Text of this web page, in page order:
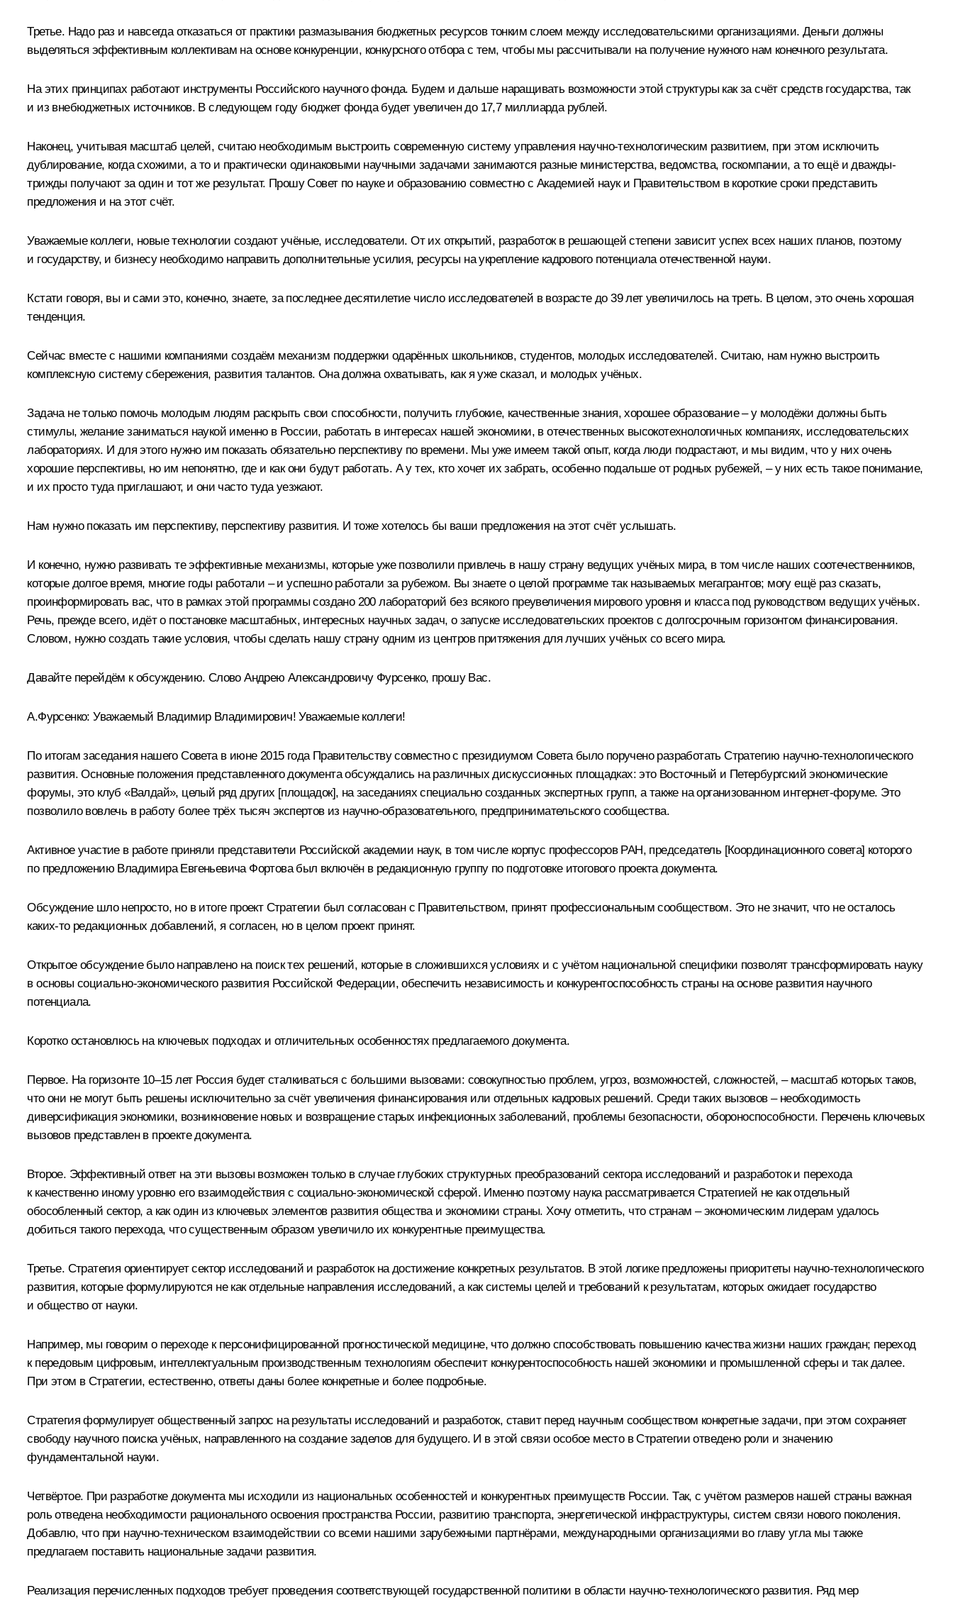
Третье. Надо раз и навсегда отказаться от практики размазывания бюджетных ресурсов тонким слоем между исследовательскими организациями. Деньги должны
выделяться эффективным коллективам на основе конкуренции, конкурсного отбора с тем, чтобы мы рассчитывали на получение нужного нам конечного результата.
На этих принципах работают инструменты Российского научного фонда. Будем и дальше наращивать возможности этой структуры как за счёт средств государства, так
и из внебюджетных источников. В следующем году бюджет фонда будет увеличен до 17,7 миллиарда рублей.
Наконец, учитывая масштаб целей, считаю необходимым выстроить современную систему управления научно-технологическим развитием, при этом исключить
дублирование, когда схожими, а то и практически одинаковыми научными задачами занимаются разные министерства, ведомства, госкомпании, а то ещё и дважды-
трижды получают за один и тот же результат. Прошу Совет по науке и образованию совместно с Академией наук и Правительством в короткие сроки представить
предложения и на этот счёт.
Уважаемые коллеги, новые технологии создают учёные, исследователи. От их открытий, разработок в решающей степени зависит успех всех наших планов, поэтому
и государству, и бизнесу необходимо направить дополнительные усилия, ресурсы на укрепление кадрового потенциала отечественной науки.
Кстати говоря, вы и сами это, конечно, знаете, за последнее десятилетие число исследователей в возрасте до 39 лет увеличилось на треть. В целом, это очень хорошая
тенденция.
Сейчас вместе с нашими компаниями создаём механизм поддержки одарённых школьников, студентов, молодых исследователей. Считаю, нам нужно выстроить
комплексную систему сбережения, развития талантов. Она должна охватывать, как я уже сказал, и молодых учёных.
Задача не только помочь молодым людям раскрыть свои способности, получить глубокие, качественные знания, хорошее образование – у молодёжи должны быть
стимулы, желание заниматься наукой именно в России, работать в интересах нашей экономики, в отечественных высокотехнологичных компаниях, исследовательских
лабораториях. И для этого нужно им показать обязательно перспективу по времени. Мы уже имеем такой опыт, когда люди подрастают, и мы видим, что у них очень
хорошие перспективы, но им непонятно, где и как они будут работать. А у тех, кто хочет их забрать, особенно подальше от родных рубежей, – у них есть такое понимание,
и их просто туда приглашают, и они часто туда уезжают.
Нам нужно показать им перспективу, перспективу развития. И тоже хотелось бы ваши предложения на этот счёт услышать.
И конечно, нужно развивать те эффективные механизмы, которые уже позволили привлечь в нашу страну ведущих учёных мира, в том числе наших соотечественников,
которые долгое время, многие годы работали – и успешно работали за рубежом. Вы знаете о целой программе так называемых мегагрантов; могу ещё раз сказать,
проинформировать вас, что в рамках этой программы создано 200 лабораторий без всякого преувеличения мирового уровня и класса под руководством ведущих учёных.
Речь, прежде всего, идёт о постановке масштабных, интересных научных задач, о запуске исследовательских проектов с долгосрочным горизонтом финансирования.
Словом, нужно создать такие условия, чтобы сделать нашу страну одним из центров притяжения для лучших учёных со всего мира.
Давайте перейдём к обсуждению. Слово Андрею Александровичу Фурсенко, прошу Вас.
А.Фурсенко: Уважаемый Владимир Владимирович! Уважаемые коллеги!
По итогам заседания нашего Совета в июне 2015 года Правительству совместно с президиумом Совета было поручено разработать Стратегию научно-технологического
развития. Основные положения представленного документа обсуждались на различных дискуссионных площадках: это Восточный и Петербургский экономические
форумы, это клуб «Валдай», целый ряд других [площадок], на заседаниях специально созданных экспертных групп, а также на организованном интернет-форуме. Это
позволило вовлечь в работу более трёх тысяч экспертов из научно-образовательного, предпринимательского сообщества.
Активное участие в работе приняли представители Российской академии наук, в том числе корпус профессоров РАН, председатель [Координационного совета] которого
по предложению Владимира Евгеньевича Фортова был включён в редакционную группу по подготовке итогового проекта документа.
Обсуждение шло непросто, но в итоге проект Стратегии был согласован с Правительством, принят профессиональным сообществом. Это не значит, что не осталось
каких‑то редакционных добавлений, я согласен, но в целом проект принят.
Открытое обсуждение было направлено на поиск тех решений, которые в сложившихся условиях и с учётом национальной специфики позволят трансформировать науку
в основы социально-экономического развития Российской Федерации, обеспечить независимость и конкурентоспособность страны на основе развития научного
потенциала.
Коротко остановлюсь на ключевых подходах и отличительных особенностях предлагаемого документа.
Первое. На горизонте 10–15 лет Россия будет сталкиваться с большими вызовами: совокупностью проблем, угроз, возможностей, сложностей, – масштаб которых таков,
что они не могут быть решены исключительно за счёт увеличения финансирования или отдельных кадровых решений. Среди таких вызовов – необходимость
диверсификация экономики, возникновение новых и возвращение старых инфекционных заболеваний, проблемы безопасности, обороноспособности. Перечень ключевых
вызовов представлен в проекте документа.
Второе. Эффективный ответ на эти вызовы возможен только в случае глубоких структурных преобразований сектора исследований и разработок и перехода
к качественно иному уровню его взаимодействия с социально-экономической сферой. Именно поэтому наука рассматривается Стратегией не как отдельный
обособленный сектор, а как один из ключевых элементов развития общества и экономики страны. Хочу отметить, что странам – экономическим лидерам удалось
добиться такого перехода, что существенным образом увеличило их конкурентные преимущества.
Третье. Стратегия ориентирует сектор исследований и разработок на достижение конкретных результатов. В этой логике предложены приоритеты научно-технологического
развития, которые формулируются не как отдельные направления исследований, а как системы целей и требований к результатам, которых ожидает государство
и общество от науки.
Например, мы говорим о переходе к персонифицированной прогностической медицине, что должно способствовать повышению качества жизни наших граждан; переход
к передовым цифровым, интеллектуальным производственным технологиям обеспечит конкурентоспособность нашей экономики и промышленной сферы и так далее.
При этом в Стратегии, естественно, ответы даны более конкретные и более подробные.
Стратегия формулирует общественный запрос на результаты исследований и разработок, ставит перед научным сообществом конкретные задачи, при этом сохраняет
свободу научного поиска учёных, направленного на создание заделов для будущего. И в этой связи особое место в Стратегии отведено роли и значению
фундаментальной науки.
Четвёртое. При разработке документа мы исходили из национальных особенностей и конкурентных преимуществ России. Так, с учётом размеров нашей страны важная
роль отведена необходимости рационального освоения пространства России, развитию транспорта, энергетической инфраструктуры, систем связи нового поколения.
Добавлю, что при научно-техническом взаимодействии со всеми нашими зарубежными партнёрами, международными организациями во главу угла мы также
предлагаем поставить национальные задачи развития.
Реализация перечисленных подходов требует проведения соответствующей государственной политики в области научно-технологического развития. Ряд мер